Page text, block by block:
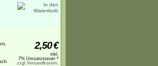
2,50€
inkl.
7% Umsatzsteuer *
zzgl.Versandkosten,